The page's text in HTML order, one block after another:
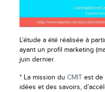
L’étude a été réalisée à
ayant un profil marketing
juin dernier.
* La mission du CMIT est de
idées et des savoirs,